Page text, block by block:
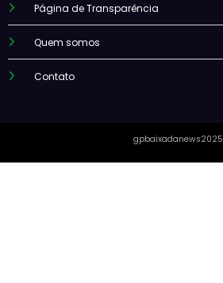
Página de Transparência
Quem somos
Contato
gpbaixadanews2025